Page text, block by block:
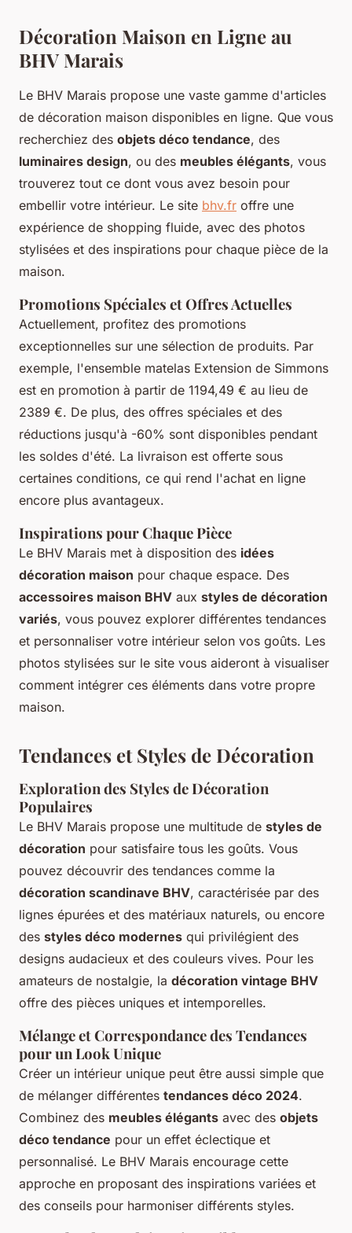
Décoration Maison en Ligne au
BHV Marais
Le BHV Marais propose une vaste gamme d'articles
de décoration maison disponibles en ligne. Que vous
recherchiez des objets déco tendance, des
luminaires design, ou des meubles élégants, vous
trouverez tout ce dont vous avez besoin pour
embellir votre intérieur. Le site bhv.fr offre une
expérience de shopping fluide, avec des photos
stylisées et des inspirations pour chaque pièce de la
maison.
Promotions Spéciales et Offres Actuelles
Actuellement, profitez des promotions
exceptionnelles sur une sélection de produits. Par
exemple, l'ensemble matelas Extension de Simmons
est en promotion à partir de 1194,49 € au lieu de
2389 €. De plus, des offres spéciales et des
réductions jusqu'à -60% sont disponibles pendant
les soldes d'été. La livraison est offerte sous
certaines conditions, ce qui rend l'achat en ligne
encore plus avantageux.
Inspirations pour Chaque Pièce
Le BHV Marais met à disposition des idées
décoration maison pour chaque espace. Des
accessoires maison BHV aux styles de décoration
variés, vous pouvez explorer différentes tendances
et personnaliser votre intérieur selon vos goûts. Les
photos stylisées sur le site vous aideront à visualiser
comment intégrer ces éléments dans votre propre
maison.
Tendances et Styles de Décoration
Exploration des Styles de Décoration
Populaires
Le BHV Marais propose une multitude de styles de
décoration pour satisfaire tous les goûts. Vous
pouvez découvrir des tendances comme la
décoration scandinave BHV, caractérisée par des
lignes épurées et des matériaux naturels, ou encore
des styles déco modernes qui privilégient des
designs audacieux et des couleurs vives. Pour les
amateurs de nostalgie, la décoration vintage BHV
offre des pièces uniques et intemporelles.
Mélange et Correspondance des Tendances
pour un Look Unique
Créer un intérieur unique peut être aussi simple que
de mélanger différentes tendances déco 2024.
Combinez des meubles élégants avec des objets
déco tendance pour un effet éclectique et
personnalisé. Le BHV Marais encourage cette
approche en proposant des inspirations variées et
des conseils pour harmoniser différents styles.